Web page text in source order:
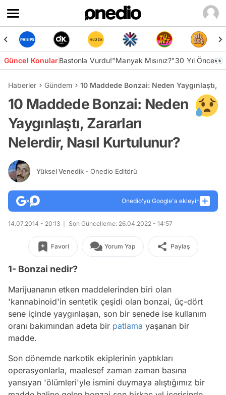
Güncel KonularBastonla Vurdu!"Manyak Mısınız?"30 Yıl Önce👀
Haberler Gündem 10 Maddede Bonzai: Neden Yaygınlaştı,
10 Maddede Bonzai: Neden
Yaygınlaştı, Zararları
Nelerdir, Nasıl Kurtulunur?
Yüksel Venedik - Onedio Editörü
Onedio’yu Google'a ekleyin
14.07.2014 - 20:13 Son Güncelleme: 26.04.2022 - 14:57
Favori Yorum Yap Paylaş
1- Bonzai nedir?
Marijuananın etken maddelerinden biri olan
'kannabinoid'in sentetik çeşidi olan bonzai, üç-dört
sene içinde yaygınlaşan, son bir senede ise kullanım
oranı bakımından adeta bir patlama yaşanan bir
madde.
Son dönemde narkotik ekiplerinin yaptıkları
operasyonlarla, maalesef zaman zaman basına
yansıyan 'ölümleri'yle ismini duymaya alıştığımız bir